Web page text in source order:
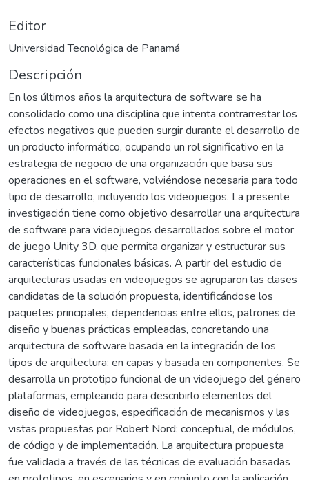
Editor
Universidad Tecnológica de Panamá
Descripción
En los últimos años la arquitectura de software se ha
consolidado como una disciplina que intenta contrarrestar los
efectos negativos que pueden surgir durante el desarrollo de
un producto informático, ocupando un rol significativo en la
estrategia de negocio de una organización que basa sus
operaciones en el software, volviéndose necesaria para todo
tipo de desarrollo, incluyendo los videojuegos. La presente
investigación tiene como objetivo desarrollar una arquitectura
de software para videojuegos desarrollados sobre el motor
de juego Unity 3D, que permita organizar y estructurar sus
características funcionales básicas. A partir del estudio de
arquitecturas usadas en videojuegos se agruparon las clases
candidatas de la solución propuesta, identificándose los
paquetes principales, dependencias entre ellos, patrones de
diseño y buenas prácticas empleadas, concretando una
arquitectura de software basada en la integración de los
tipos de arquitectura: en capas y basada en componentes. Se
desarrolla un prototipo funcional de un videojuego del género
plataformas, empleando para describirlo elementos del
diseño de videojuegos, especificación de mecanismos y las
vistas propuestas por Robert Nord: conceptual, de módulos,
de código y de implementación. La arquitectura propuesta
fue validada a través de las técnicas de evaluación basadas